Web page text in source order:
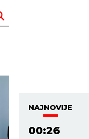
NAJNOVIJE
00:26